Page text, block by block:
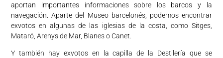
aportan importantes informaciones sobre los barcos y la
navegación. Aparte del Museo barcelonés, podemos encontrar
exvotos en algunas de las iglesias de la costa, como Sitges,
Mataró, Arenys de Mar, Blanes o Canet.
Y también hay exvotos en la capilla de la Destilería que se